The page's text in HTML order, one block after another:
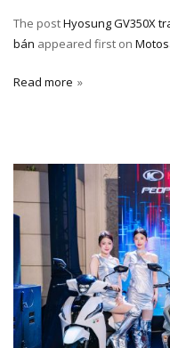
The postHyosung GV350X
bán appeared first on
Read more